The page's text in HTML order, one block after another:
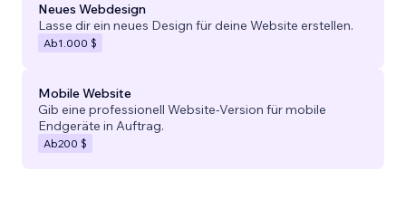
Neues Webdesign
Lasse dir ein neues Design für deine Website erstellen.
Ab1.000 $
Mobile Website
Gib eine professionell Website-Version für mobile
Endgeräte in Auftrag.
Ab200 $